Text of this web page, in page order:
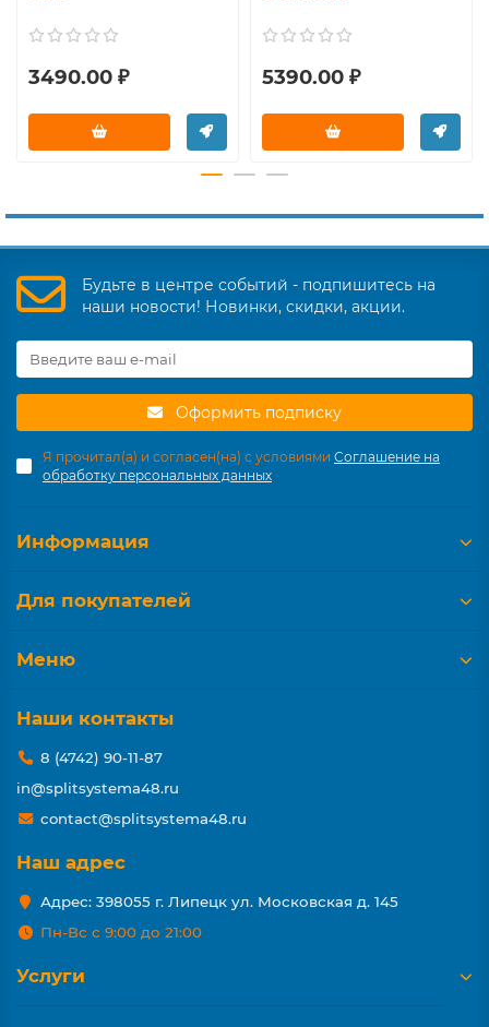
3490.00 ₽ 5390.00 ₽
Будьте в центре событий - подпишитесь на
наши новости! Новинки, скидки, акции.
Оформить подписку
Я прочитал(а) и согласен(на) с условиями Соглашение на
обработку персональных данных
Информация
Для покупателей
Меню
Наши контакты
8 (4742) 90-11-87
in@splitsystema48.ru
contact@splitsystema48.ru
Наш адрес
Адрес: 398055 г. Липецк ул. Московская д. 145
Пн-Вс с 9:00 до 21:00
Услуги